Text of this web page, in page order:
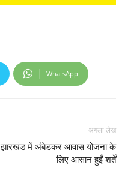
WhatsApp
अगला लेख
झारखंड में अंबेडकर आवास योजना के
लिए आसान हुईं शर्तें